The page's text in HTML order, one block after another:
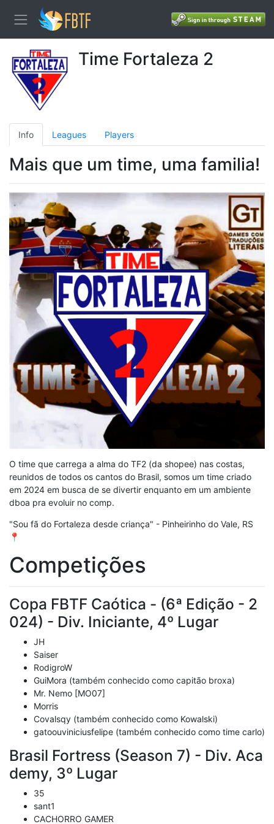
Time Fortaleza 2
Info Leagues Players
Mais que um time, uma familia!
O time que carrega a alma do TF2 (da shopee) nas costas,
reunidos de todos os cantos do Brasil, somos um time criado
em 2024 em busca de se divertir enquanto em um ambiente
dboa pra evoluir no comp.
"Sou fã do Fortaleza desde criança" - Pinheirinho do Vale, RS
📍
Competições
Copa FBTF Caótica - (6ª Edição - 2
024) - Div. Iniciante, 4º Lugar
JH
Saiser
RodigroW
GuiMora (também conhecido como capitão broxa)
Mr. Nemo [MO07]
Morris
Covalsqy (também conhecido como Kowalski)
gatoouviniciusfelipe (também conhecido como time carlo)
Brasil Fortress (Season 7) - Div. Aca
demy, 3º Lugar
35
sant1
CACHORRO GAMER